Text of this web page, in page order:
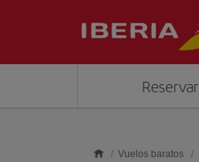
Reservar
Vuelos baratos